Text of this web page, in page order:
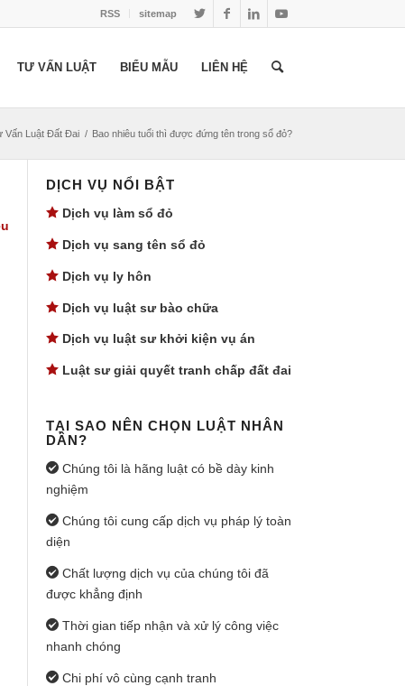
RSS sitemap
TƯ VẤN LUẬT BIỂU MẪU LIÊN HỆ
Vấn Luật Đất Đai / Bao nhiêu tuổi thì được đứng tên trong sổ đỏ?
DỊCH VỤ NỔI BẬT
Dịch vụ làm sổ đỏ
Dịch vụ sang tên sổ đỏ
Dịch vụ ly hôn
Dịch vụ luật sư bào chữa
Dịch vụ luật sư khởi kiện vụ án
Luật sư giải quyết tranh chấp đất đai
TẠI SAO NÊN CHỌN LUẬT NHÂN
DÂN?
Chúng tôi là hãng luật có bề dày kinh
nghiệm
Chúng tôi cung cấp dịch vụ pháp lý toàn
diện
Chất lượng dịch vụ của chúng tôi đã
được khẳng định
Thời gian tiếp nhận và xử lý công việc
nhanh chóng
Chi phí vô cùng cạnh tranh